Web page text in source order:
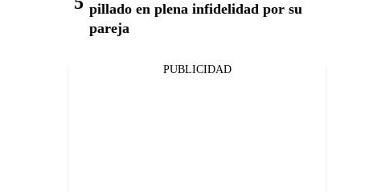
pillado en plena infidelidad por su
pareja
PUBLICIDAD